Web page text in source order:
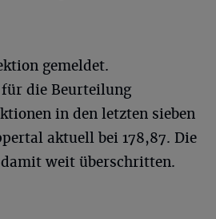
gemeldet.
für die Beurteilung
in den letzten sieben
aktuell bei 178,87. Die
weit überschritten.